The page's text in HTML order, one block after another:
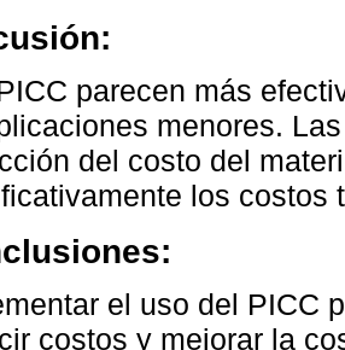
parecen más
menores.
del costo del
los costos
el uso del PICC
costos y mejorar la